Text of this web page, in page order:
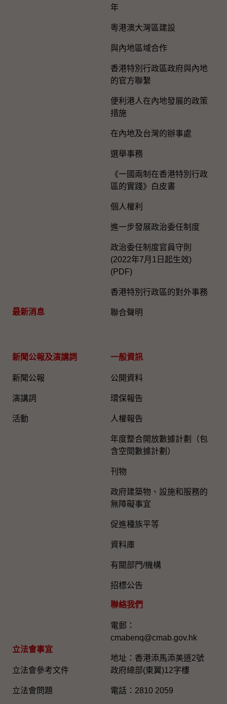
最新消息
年
粵港澳大灣區建設
與內地區域合作
香港特別行政區政府與內地
的官方聯繫
便利港人在內地發展的政策
措施
在內地及台灣的辦事處
選舉事務
《一國兩制在香港特別行政
區的實踐》白皮書
個人權利
進一步發展政治委任制度
政治委任制度官員守則
(2022年7月1日起生效)
(PDF)
香港特別行政區的對外事務
聯合聲明
新聞公報及演講詞
新聞公報
演講詞
活動
立法會事宜
立法會參考文件
立法會問題
一般資訊​
公開資料
環保報告
人權報告
年度整合開放數據計劃（包
含空間數據計劃）
刊物
政府建築物、設施和服務的
無障礙事宜
促進種族平等
資料庫
有關部門/機構
招標公告
聯絡我們
電郵：
cmabenq@cmab.gov.hk​
地址：香港添馬添美道2號
政府總部(東翼)12字樓
電話：2810 2059